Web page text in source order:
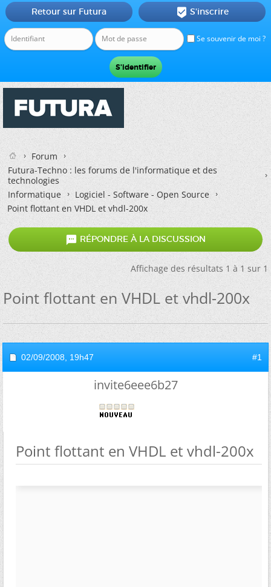
Se souvenir de moi ?
Retour sur Futura  S'inscrire
Forum
Futura-Techno : les forums de l'informatique et des
technologies
Informatique
Logiciel - Software - Open Source
Point flottant en VHDL et vhdl-200x
 RÉPONDRE À LA DISCUSSION
Affichage des résultats 1 à 1 sur 1
Point flottant en VHDL et vhdl-200x
02/09/2008, 19h47 #1
invite6eee6b27
Point flottant en VHDL et vhdl-200x